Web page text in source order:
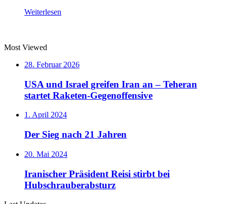
Weiterlesen
Most Viewed
28. Februar 2026
USA und Israel greifen Iran an – Teheran
startet Raketen-Gegenoffensive
1. April 2024
Der Sieg nach 21 Jahren
20. Mai 2024
Iranischer Präsident Reisi stirbt bei
Hubschrauberabsturz